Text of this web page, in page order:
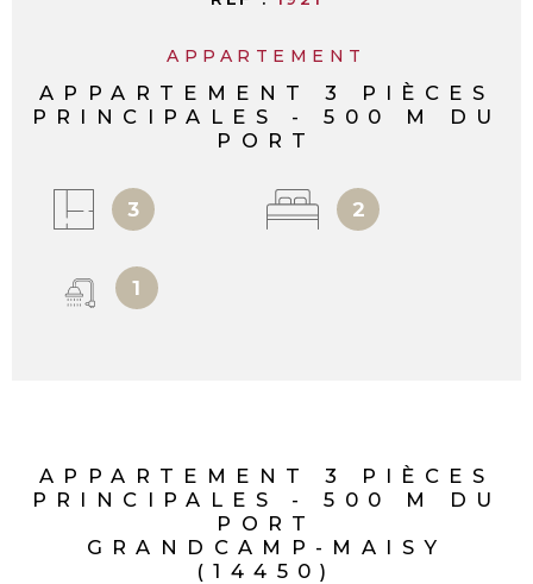
APPARTEMENT
APPARTEMENT 3 PIÈCES
PRINCIPALES - 500 M DU
PORT
3 2
1
APPARTEMENT 3 PIÈCES
PRINCIPALES - 500 M DU
PORT
GRANDCAMP-MAISY
(14450)